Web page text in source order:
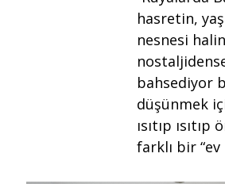
hasretin,
nesnesi
bahsediyor
düşünmek
ısıtıp
farklı bir